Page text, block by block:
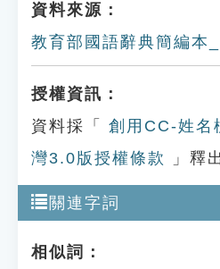
資料來源：
教育部國語辭典簡編本
授權資訊：
資料採「
創用CC-姓名
灣3.0版授權條款
」釋
關連字詞
相似詞：